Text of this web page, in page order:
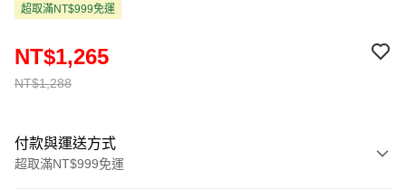
超取滿NT$999免運
NT$1,288
NT$1,265
付款與運送方式
超取滿NT$999免運